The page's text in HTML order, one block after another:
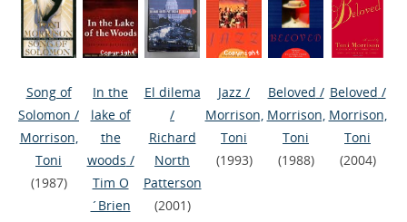
Song of
Solomon /
Morrison,
Toni
(1987)
In the
lake of
the
woods /
Tim O
´Brien
El dilema
/
Richard
North
Patterson
(2001)
Jazz /
Morrison,
Toni
(1993)
Beloved /
Morrison,
Toni
(1988)
Beloved /
Morrison,
Toni
(2004)